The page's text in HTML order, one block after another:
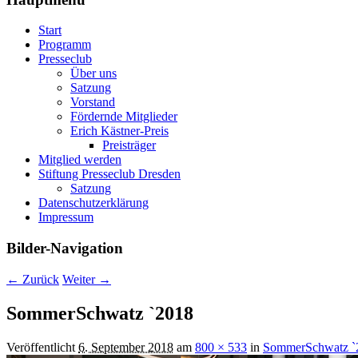
Start
Programm
Presseclub
Über uns
Satzung
Vorstand
Fördernde Mitglieder
Erich Kästner-Preis
Preisträger
Mitglied werden
Stiftung Presseclub Dresden
Satzung
Datenschutzerklärung
Impressum
Bilder-Navigation
← Zurück Weiter →
SommerSchwatz `2018
Veröffentlicht 6. September 2018 am 800 × 533 in SommerSchwatz